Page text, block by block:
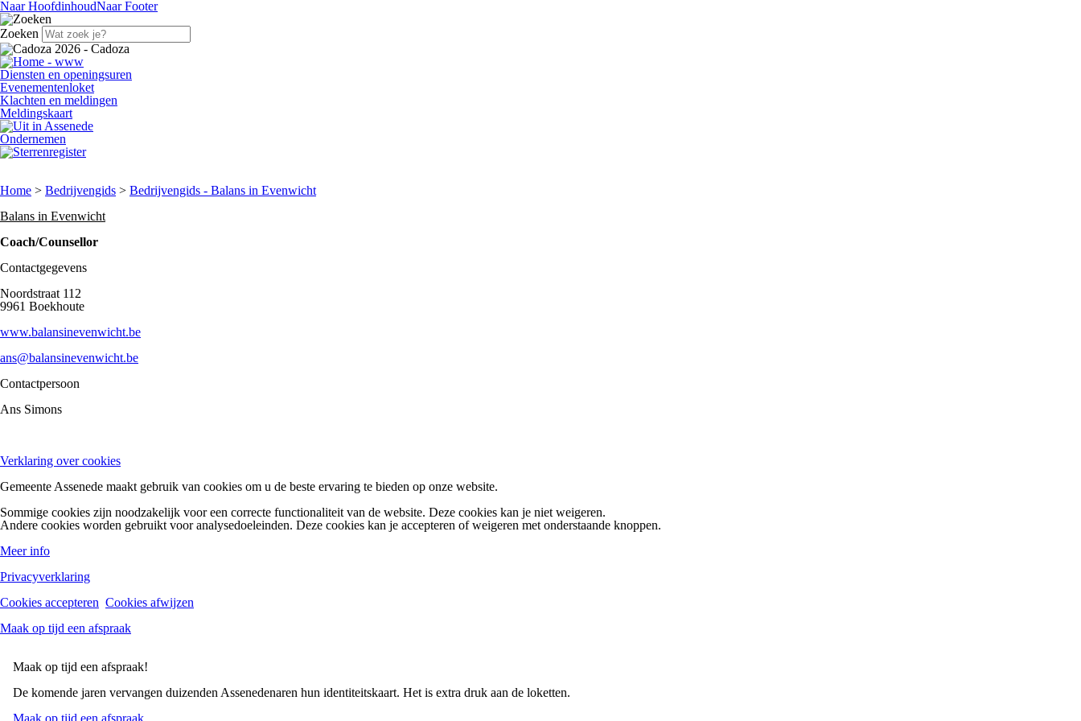
Naar HoofdinhoudNaar Footer
Zoeken
Diensten en openingsuren
Evenementenloket
Klachten en meldingen
Meldingskaart
Ondernemen
Home > Bedrijvengids > Bedrijvengids - Balans in Evenwicht
Balans in Evenwicht
Coach/Counsellor
Contactgegevens
Noordstraat 112
9961 Boekhoute
www.balansinevenwicht.be
ans@balansinevenwicht.be
Contactpersoon
Ans Simons
Verklaring over cookies
Gemeente Assenede maakt gebruik van cookies om u de beste ervaring te bieden op onze website.
Sommige cookies zijn noodzakelijk voor een correcte functionaliteit van de website. Deze cookies kan je niet weigeren.
Andere cookies worden gebruikt voor analysedoeleinden. Deze cookies kan je accepteren of weigeren met onderstaande knoppen.
Meer info
Privacyverklaring
Cookies accepteren Cookies afwijzen
Maak op tijd een afspraak
Maak op tijd een afspraak!
De komende jaren vervangen duizenden Assenedenaren hun identiteitskaart. Het is extra druk aan de loketten.
Maak op tijd een afspraak